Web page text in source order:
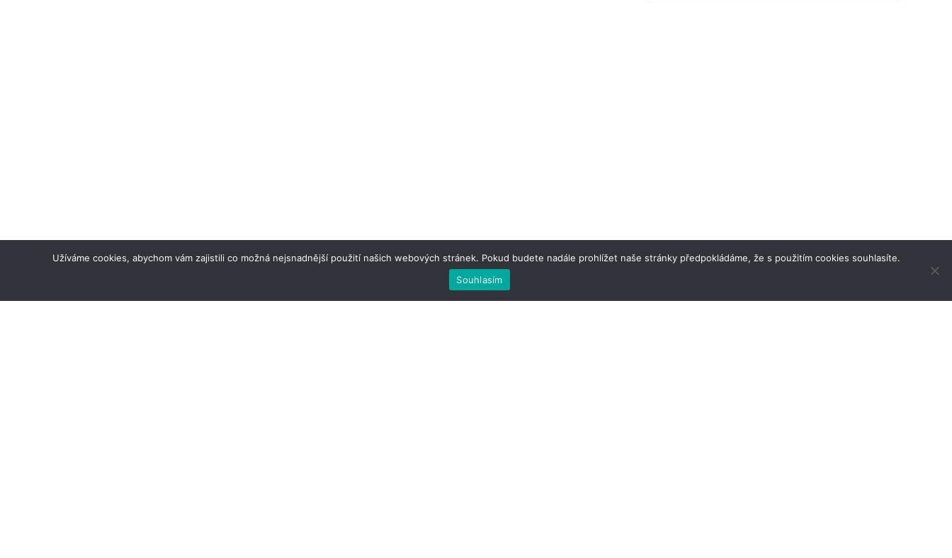
Užíváme cookies, abychom vám zajistili co možná nejsnadnější použití našich webových stránek. Pokud budete nadále prohlížet naše stránky předpokládáme, že s použitím cookies souhlasíte.
Souhlasím